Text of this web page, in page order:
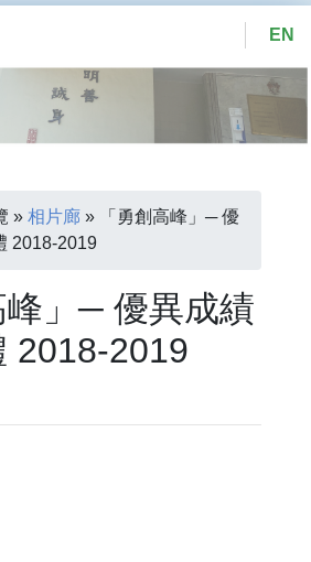
EN
» 相片廊 »
「勇創高峰」─ 優
2018-2019
峰」─ 優異成績
2018-2019